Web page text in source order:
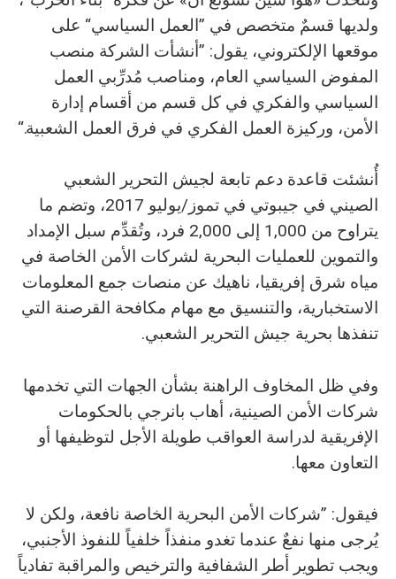
ولديها قسمٌ متخصص في ”العمل السياسي“ على
موقعها الإلكتروني، يقول: ”أنشأت الشركة منصب
المفوض السياسي العام، ومناصب مُدرِّبي العمل
السياسي والفكري في كل قسم من أقسام إدارة
الأمن، وركيزة العمل الفكري في فرق العمل الشعبية.“
أُنشئت قاعدة دعم تابعة لجيش التحرير الشعبي
الصيني في جيبوتي في تموز/يوليو 2017، وتضم ما
يتراوح من 1,000 إلى 2,000 فرد، وتُقدِّم سبل الإمداد
والتموين للعمليات البحرية لشركات الأمن الخاصة في
مياه شرق إفريقيا، ناهيك عن منصات جمع المعلومات
الاستخبارية، والتنسيق مع مهام مكافحة القرصنة التي
تنفذها بحرية جيش التحرير الشعبي.
وفي ظل المخاوف الراهنة بشأن الجهات التي تخدمها
شركات الأمن الصينية، أهاب بانرجي بالحكومات
الإفريقية لدراسة العواقب طويلة الأجل لتوظيفها أو
التعاون معها.
فيقول: ”شركات الأمن البحرية الخاصة نافعة، ولكن لا
يُرجى منها نفعٌ عندما تغدو منفذاً خلفياً للنفوذ الأجنبي،
ويجب تطوير أطر الشفافية والترخيص والمراقبة تفادياً